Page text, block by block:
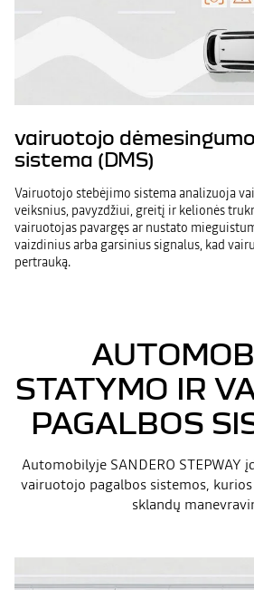
vairuotojo
sistema (DMS)
Vairuotojo stebėjimo sistema analizuoja
veiksnius, pavyzdžiui, greitį ir kelionės
vairuotojas pavargęs ar nustato
vaizdinius arba garsinius signalus, kad
pertrauką.
STATYMO IR
PAGALBOS
Automobilyje SANDERO STEPWAY
vairuotojo pagalbos sistemos,
sklandų